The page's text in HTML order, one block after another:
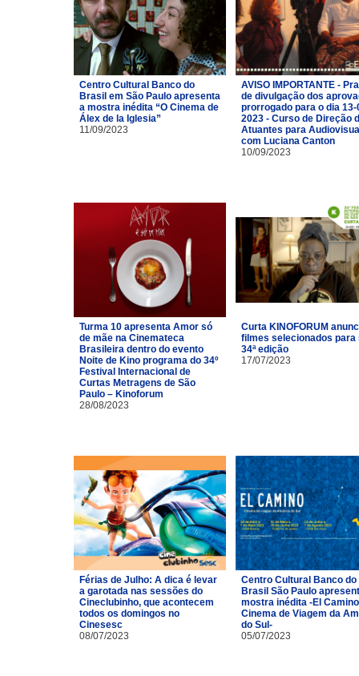
Centro Cultural Banco do
Brasil em São Paulo apresenta
a mostra inédita “O Cinema de
Álex de la Iglesia”
11/09/2023
AVISO IMPORTANTE -
de divulgação dos
prorrogado para o dia 13-
2023 - Curso de Direção
Atuantes para
com Luciana Canton
10/09/2023
Turma 10 apresenta Amor só
de mãe na Cinemateca
Brasileira dentro do evento
Noite de Kino programa do 34º
Festival Internacional de
Curtas Metragens de São
Paulo – Kinoforum
28/08/2023
Curta KINOFORUM
filmes selecionados para
34ª edição
17/07/2023
Férias de Julho: A dica é levar
a garotada nas sessões do
Cineclubinho, que acontecem
todos os domingos no
Cinesesc
08/07/2023
Centro Cultural Banco do
Brasil São Paulo
mostra inédita -El
Cinema de Viagem da
do Sul-
05/07/2023